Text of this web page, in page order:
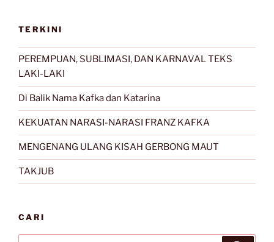
TERKINI
PEREMPUAN, SUBLIMASI, DAN KARNAVAL TEKS
LAKI-LAKI
Di Balik Nama Kafka dan Katarina
KEKUATAN NARASI-NARASI FRANZ KAFKA
MENGENANG ULANG KISAH GERBONG MAUT
TAKJUB
CARI